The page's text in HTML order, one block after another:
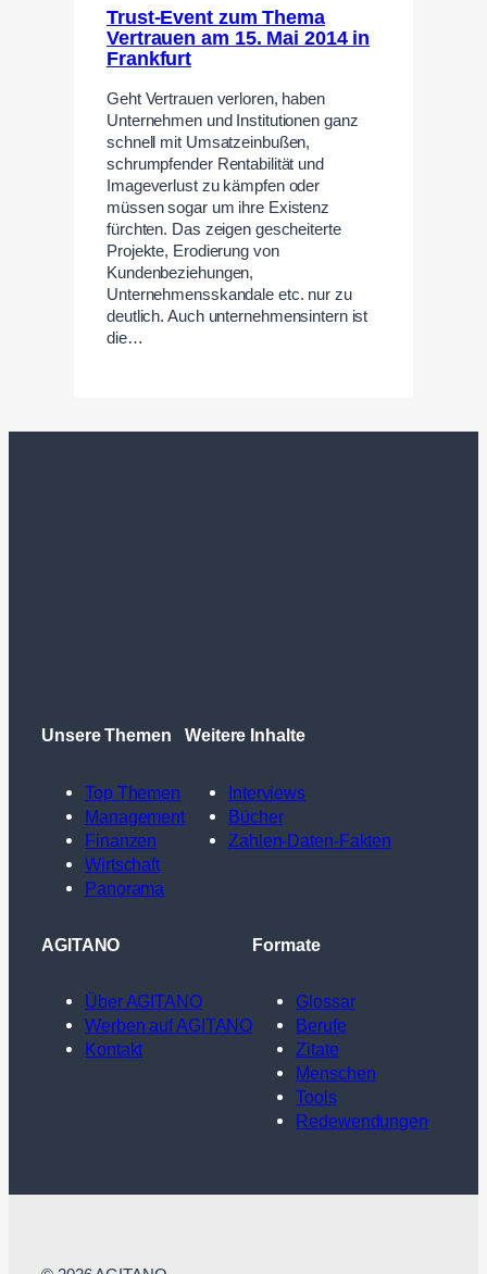
Trust-Event zum Thema
Vertrauen am 15. Mai 2014 in
Frankfurt
Geht Vertrauen verloren, haben
Unternehmen und Institutionen ganz
schnell mit Umsatzeinbußen,
schrumpfender Rentabilität und
Imageverlust zu kämpfen oder
müssen sogar um ihre Existenz
fürchten. Das zeigen gescheiterte
Projekte, Erodierung von
Kundenbeziehungen,
Unternehmensskandale etc. nur zu
deutlich. Auch unternehmensintern ist
die…
Unsere Themen
Top Themen
Management
Finanzen
Wirtschaft
Panorama
Weitere Inhalte
Interviews
Bücher
Zahlen-Daten-Fakten
AGITANO
Über AGITANO
Werben auf AGITANO
Kontakt
Formate
Glossar
Berufe
Zitate
Menschen
Tools
Redewendungen